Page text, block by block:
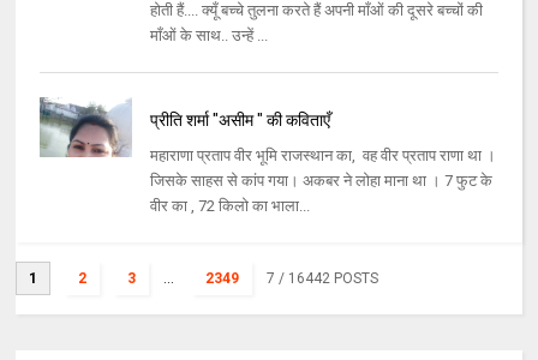
होती हैं.... क्यूँ बच्चे तुलना करते हैं अपनी माँओं की दूसरे बच्चों की
माँओं के साथ.. उन्हें ...
प्रीति शर्मा "असीम " की कविताएँ
महाराणा प्रताप वीर भूमि राजस्थान का, वह वीर प्रताप राणा था ।
जिसके साहस से कांप गया। अकबर ने लोहा माना था । 7 फुट के
वीर का , 72 किलो का भाला...
1 2 3 ... 2349 7 / 16442 POSTS